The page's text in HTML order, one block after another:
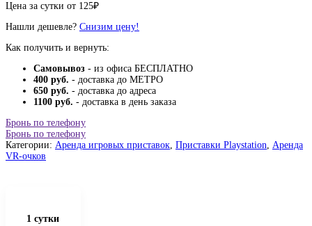
Цена за сутки от 125₽
Нашли дешевле? Снизим цену!
Как получить и вернуть:
Самовывоз - из офиса БЕСПЛАТНО
400 руб. - доставка до МЕТРО
650 руб. - доставка до адреса
1100 руб. - доставка в день заказа
Бронь по телефону
Бронь по телефону
Категории: Аренда игровых приставок, Приставки Playstation, Аренда
VR-очков
1 сутки